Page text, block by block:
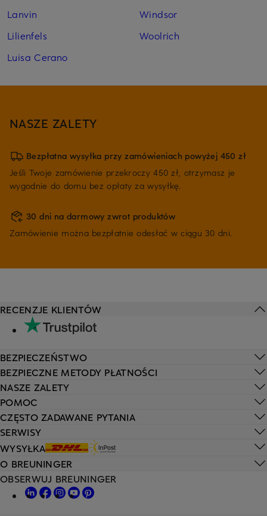
Lanvin
Lilienfels
Luisa Cerano
Windsor
Woolrich
NASZE ZALETY
Bezpłatna wysyłka przy zamówieniach powyżej 450 zł
Jeśli Twoje zamówienie przekroczy 450 zł, otrzymasz je
wygodnie do domu bez opłaty za wysyłkę.
30 dni na darmowy zwrot produktów
Zamówienie można bezpłatnie odesłać w ciągu 30 dni.
POMOC
CZĘSTO ZADAWANE PYTANIA
SERWISY
WYSYŁKA
RECENZJE KLIENTÓW
BEZPIECZEŃSTWO
BEZPIECZNE METODY PŁATNOŚCI
NASZE ZALETY
O BREUNINGER
OBSERWUJ BREUNINGER